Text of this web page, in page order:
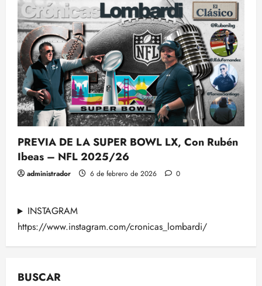
PREVIA DE LA SUPER BOWL LX, Con Rubén
Ibeas – NFL 2025/26
administrador 6 de febrero de 2026 0
INSTAGRAM
https://www.instagram.com/cronicas_lombardi/
BUSCAR